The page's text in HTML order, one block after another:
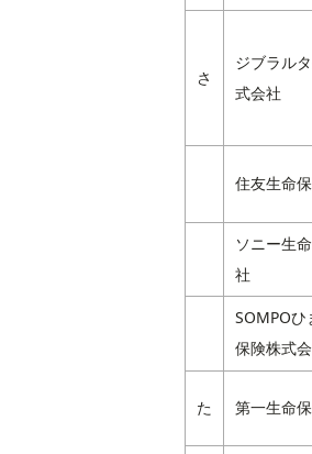
さ
ジブラル
式会社
住友生命
ソニー生
社
SOMPOひ
保険株式
た 第一生命